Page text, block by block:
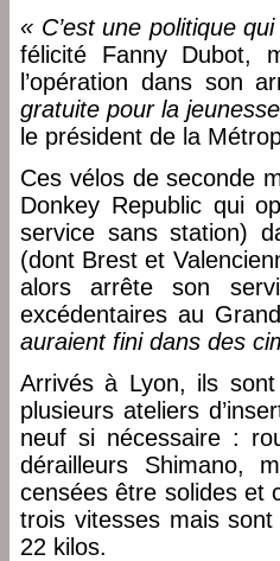
« C’est une politique
félicité Fanny Dubot,
l’opération dans son
gratuite pour la
le président de la
Ces vélos de seconde
Donkey Republic qui
service sans station)
(dont Brest et
alors arrête son
excédentaires au
auraient fini dans des
Arrivés à Lyon, ils
plusieurs ateliers
neuf si nécessaire :
dérailleurs Shimano,
censées être solides et
trois vitesses mais
22 kilos.